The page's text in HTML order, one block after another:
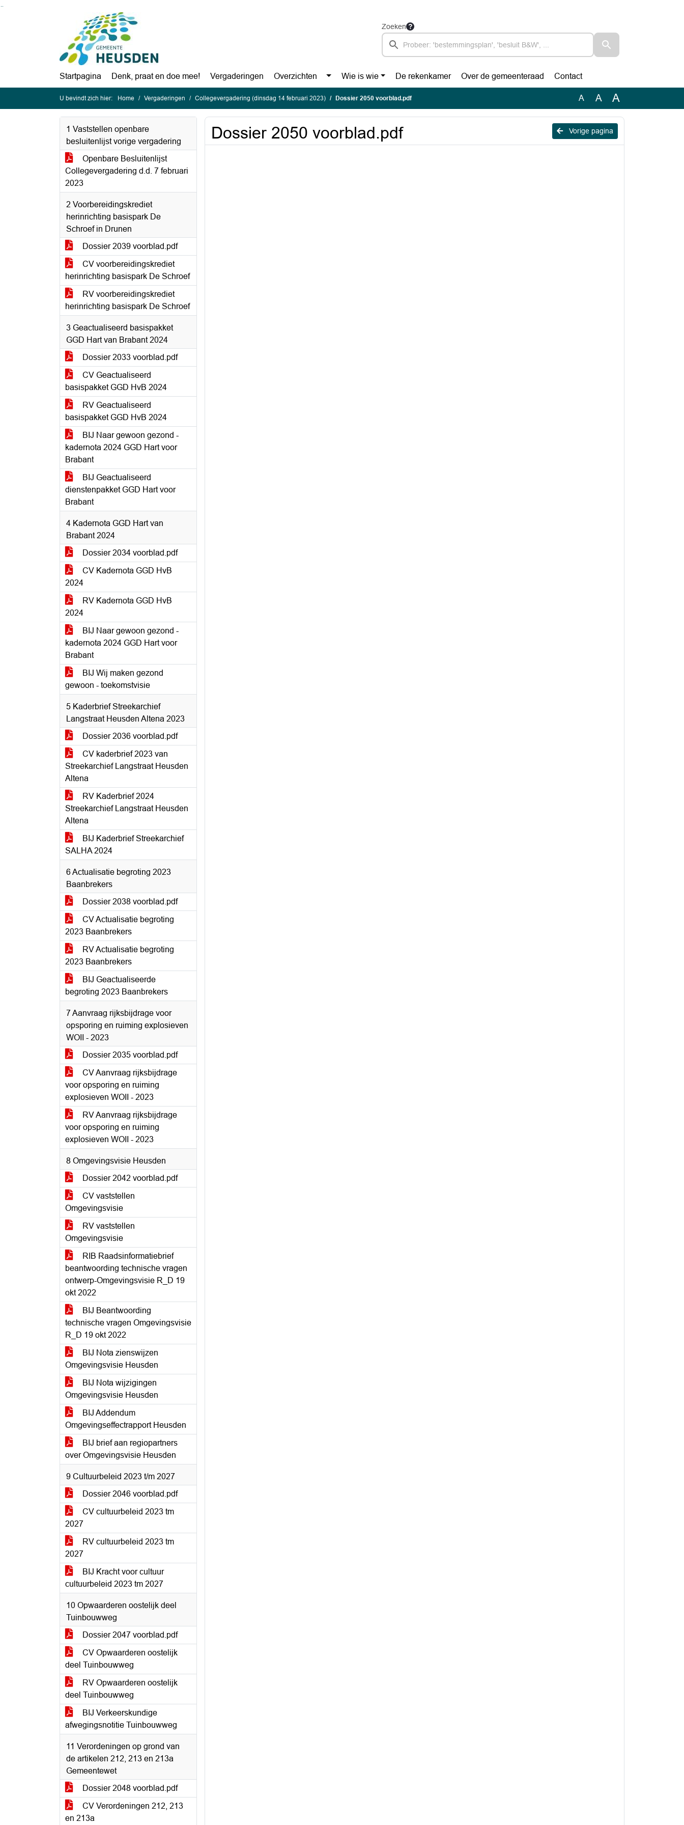
Ga naar de inhoud van deze pagina
Zoeken
Startpagina Denk, praat en doe mee! Vergaderingen Overzichten Wie is wie De rekenkamer Over de gemeenteraad Contact
U bevindt zich hier: Home Vergaderingen Collegevergadering (dinsdag 14 februari 2023) Dossier 2050 voorblad.pdf A A A
1 Vaststellen openbare
besluitenlijst vorige vergadering
Openbare Besluitenlijst
Collegevergadering d.d. 7 februari
2023
2 Voorbereidingskrediet
herinrichting basispark De
Schroef in Drunen
Dossier 2039 voorblad.pdf
CV voorbereidingskrediet
herinrichting basispark De Schroef
RV voorbereidingskrediet
herinrichting basispark De Schroef
3 Geactualiseerd basispakket
GGD Hart van Brabant 2024
Dossier 2033 voorblad.pdf
CV Geactualiseerd
basispakket GGD HvB 2024
RV Geactualiseerd
basispakket GGD HvB 2024
BIJ Naar gewoon gezond -
kadernota 2024 GGD Hart voor
Brabant
BIJ Geactualiseerd
dienstenpakket GGD Hart voor
Brabant
4 Kadernota GGD Hart van
Brabant 2024
Dossier 2034 voorblad.pdf
CV Kadernota GGD HvB
2024
RV Kadernota GGD HvB
2024
BIJ Naar gewoon gezond -
kadernota 2024 GGD Hart voor
Brabant
BIJ Wij maken gezond
gewoon - toekomstvisie
5 Kaderbrief Streekarchief
Langstraat Heusden Altena 2023
Dossier 2036 voorblad.pdf
CV kaderbrief 2023 van
Streekarchief Langstraat Heusden
Altena
RV Kaderbrief 2024
Streekarchief Langstraat Heusden
Altena
BIJ Kaderbrief Streekarchief
SALHA 2024
6 Actualisatie begroting 2023
Baanbrekers
Dossier 2038 voorblad.pdf
CV Actualisatie begroting
2023 Baanbrekers
RV Actualisatie begroting
2023 Baanbrekers
BIJ Geactualiseerde
begroting 2023 Baanbrekers
7 Aanvraag rijksbijdrage voor
opsporing en ruiming explosieven
WOII - 2023
Dossier 2035 voorblad.pdf
CV Aanvraag rijksbijdrage
voor opsporing en ruiming
explosieven WOII - 2023
RV Aanvraag rijksbijdrage
voor opsporing en ruiming
explosieven WOII - 2023
8 Omgevingsvisie Heusden
Dossier 2042 voorblad.pdf
CV vaststellen
Omgevingsvisie
RV vaststellen
Omgevingsvisie
RIB Raadsinformatiebrief
beantwoording technische vragen
ontwerp-Omgevingsvisie R_D 19
okt 2022
BIJ Beantwoording
technische vragen Omgevingsvisie
R_D 19 okt 2022
BIJ Nota zienswijzen
Omgevingsvisie Heusden
BIJ Nota wijzigingen
Omgevingsvisie Heusden
BIJ Addendum
Omgevingseffectrapport Heusden
BIJ brief aan regiopartners
over Omgevingsvisie Heusden
9 Cultuurbeleid 2023 t/m 2027
Dossier 2046 voorblad.pdf
CV cultuurbeleid 2023 tm
2027
RV cultuurbeleid 2023 tm
2027
BIJ Kracht voor cultuur
cultuurbeleid 2023 tm 2027
10 Opwaarderen oostelijk deel
Tuinbouwweg
Dossier 2047 voorblad.pdf
CV Opwaarderen oostelijk
deel Tuinbouwweg
RV Opwaarderen oostelijk
deel Tuinbouwweg
BIJ Verkeerskundige
afwegingsnotitie Tuinbouwweg
11 Verordeningen op grond van
de artikelen 212, 213 en 213a
Gemeentewet
Dossier 2048 voorblad.pdf
CV Verordeningen 212, 213
en 213a
Vorige pagina
Dossier 2050 voorblad.pdf